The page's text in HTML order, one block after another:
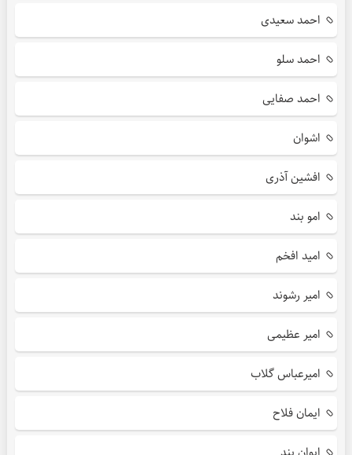
احمد سعیدی
احمد سلو
احمد صفایی
اشوان
افشین آذری
امو بند
امید افخم
امیر رشوند
امیر عظیمی
امیرعباس گلاب
ایمان فلاح